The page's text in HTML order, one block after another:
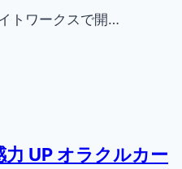
トワークスで開…
力 UP オラクルカー